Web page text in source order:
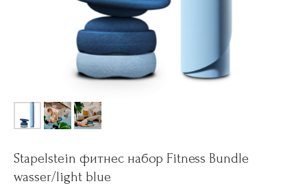
Stapelstein фитнес набор Fitness Bundle
wasser/light blue